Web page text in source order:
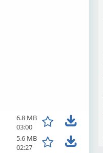
6.8 MB
03:00
5.6 MB
02:27